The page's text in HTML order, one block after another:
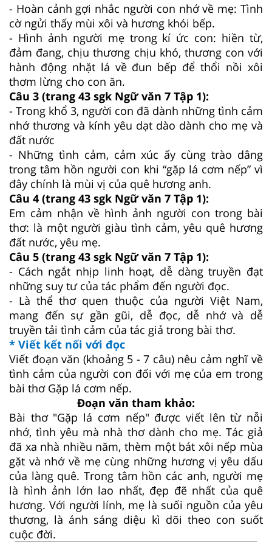
- Hoàn cảnh gợi nhắc người con nhớ về mẹ: Tình
cờ ngửi thấy mùi xôi và hương khói bếp.
- Hình ảnh người mẹ trong kí ức con: hiền từ,
đảm đang, chịu thương chịu khó, thương con với
hành động nhặt lá về đun bếp để thổi nồi xôi
thơm lừng cho con ăn.
Câu 3 (trang 43 sgk Ngữ văn 7 Tập 1):
- Trong khổ 3, người con đã dành những tình cảm
nhớ thương và kính yêu dạt dào dành cho mẹ và
đất nước
- Những tình cảm, cảm xúc ấy cùng trào dâng
trong tâm hồn người con khi “gặp lá cơm nếp” vì
đây chính là mùi vị của quê hương anh.
Câu 4 (trang 43 sgk Ngữ văn 7 Tập 1):
Em cảm nhận về hình ảnh người con trong bài
thơ: là một người giàu tình cảm, yêu quê hương
đất nước, yêu mẹ.
Câu 5 (trang 43 sgk Ngữ văn 7 Tập 1):
- Cách ngắt nhịp linh hoạt, dễ dàng truyền đạt
những suy tư của tác phẩm đến người đọc.
- Là thể thơ quen thuộc của người Việt Nam,
mang đến sự gần gũi, dễ đọc, dễ nhớ và dễ
truyền tải tình cảm của tác giả trong bài thơ.
* Viết kết nối với đọc
Viết đoạn văn (khoảng 5 - 7 câu) nêu cảm nghĩ về
tình cảm của người con đối với mẹ của em trong
bài thơ Gặp lá cơm nếp.
Đoạn văn tham khảo:
Bài thơ "Gặp lá cơm nếp" được viết lên từ nỗi
nhớ, tình yêu mà nhà thơ dành cho mẹ. Tác giả
đã xa nhà nhiều năm, thèm một bát xôi nếp mùa
gặt và nhớ về mẹ cùng những hương vị yêu dấu
của làng quê. Trong tâm hồn các anh, người mẹ
là hình ảnh lớn lao nhất, đẹp đẽ nhất của quê
hương. Với người lính, mẹ là suối nguồn của yêu
thương, là ánh sáng diệu kì dõi theo con suốt
cuộc đời.